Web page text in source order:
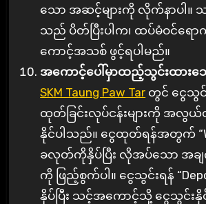
သော အဆင့်များကို လိုက်နာပါ
သည် ပိတ်ပြီးပါက၊ ထပ်မံဝင်ရေ
ကောင့်အသစ် ဖွင့်ရပါမည်။
အကောင့်ပေါ်မှာထည့်သွင်းထားသေ
SKM Taung Paw Tar တွင် ငွေသွင်
ထုတ်ခြင်းလုပ်ငန်းများကို အလွ
နိုင်ပါသည်။ ငွေထုတ်ရန်အတွက်
ခလုတ်ကိုနှိပ်ပြီး လိုအပ်သော အခ
ကို ဖြည့်စွက်ပါ။ ငွေသွင်းရန်
နှိပ်ပြီး သင့်အကောင့်သို့ ငွေသွင်း